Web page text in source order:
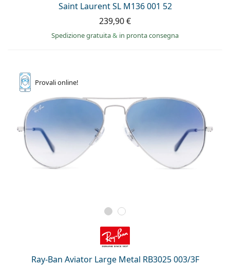
Saint Laurent SL M136 001 52
239,90 €
Spedizione gratuita& in pronta consegna
Provalionline!
Ray-Ban Aviator Large Metal RB3025 003/3F